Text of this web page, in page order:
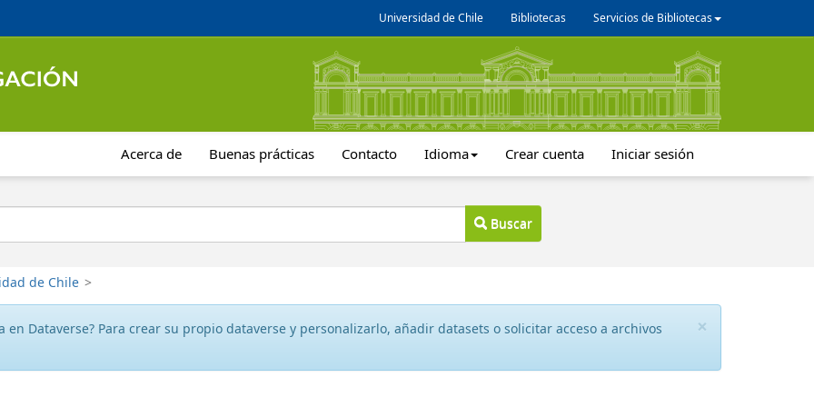
Universidad de Chile Bibliotecas Servicios de Bibliotecas
Acerca de Buenas prácticas Contacto Idioma Crear cuenta Iniciar sesión
Buscar
de Chile >
×
en Dataverse? Para crear su propio dataverse y personalizarlo, añadir datasets o solicitar acceso a archivos